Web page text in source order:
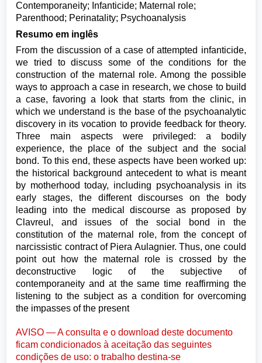
Contemporaneity; Infanticide; Maternal role;
Parenthood; Perinatality; Psychoanalysis
Resumo em inglês
From the discussion of a case of attempted infanticide,
we tried to discuss some of the conditions for the
construction of the maternal role. Among the possible
ways to approach a case in research, we chose to build
a case, favoring a look that starts from the clinic, in
which we understand is the base of the psychoanalytic
discovery in its vocation to provide feedback for theory.
Three main aspects were privileged: a bodily
experience, the place of the subject and the social
bond. To this end, these aspects have been worked up:
the historical background antecedent to what is meant
by motherhood today, including psychoanalysis in its
early stages, the different discourses on the body
leading into the medical discourse as proposed by
Clavreul, and issues of the social bond in the
constitution of the maternal role, from the concept of
narcissistic contract of Piera Aulagnier. Thus, one could
point out how the maternal role is crossed by the
deconstructive logic of the subjective of
contemporaneity and at the same time reaffirming the
listening to the subject as a condition for overcoming
the impasses of the present
AVISO — A consulta e o download deste documento
ficam condicionados à aceitação das seguintes
condições de uso: o trabalho destina-se